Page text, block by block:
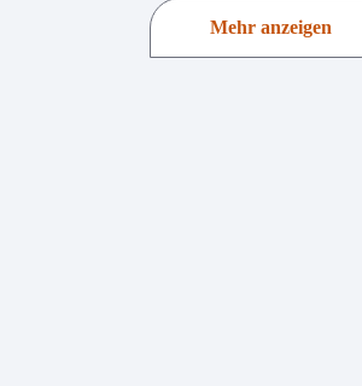
Mehr anzeigen